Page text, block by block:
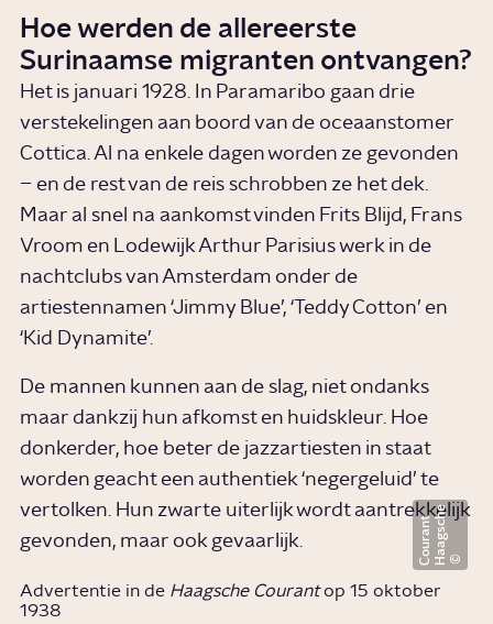
Hoe werden de allereerste
Surinaamse migranten ontvangen?
Het is januari 1928. In Paramaribo gaan drie
verstekelingen aan boord van de oceaanstomer
Cottica. Al na enkele dagen worden ze gevonden
– en de rest van de reis schrobben ze het dek.
Maar al snel na aankomst vinden Frits Blijd, Frans
Vroom en Lodewijk Arthur Parisius werk in de
nachtclubs van Amsterdam onder de
artiestennamen ‘Jimmy Blue’, ‘Teddy Cotton’ en
‘Kid Dynamite’.
De mannen kunnen aan de slag, niet ondanks
maar dankzij hun afkomst en huidskleur. Hoe
donkerder, hoe beter de jazzartiesten in staat
worden geacht een authentiek ‘negergeluid’ te
vertolken. Hun zwarte uiterlijk wordt aantrekkelijk
gevonden, maar ook gevaarlijk.
H
a
a
g
s
c
h
e
C
o
u
r
a
n
t
Advertentie in de Haagsche Courantop 15 oktober
1938